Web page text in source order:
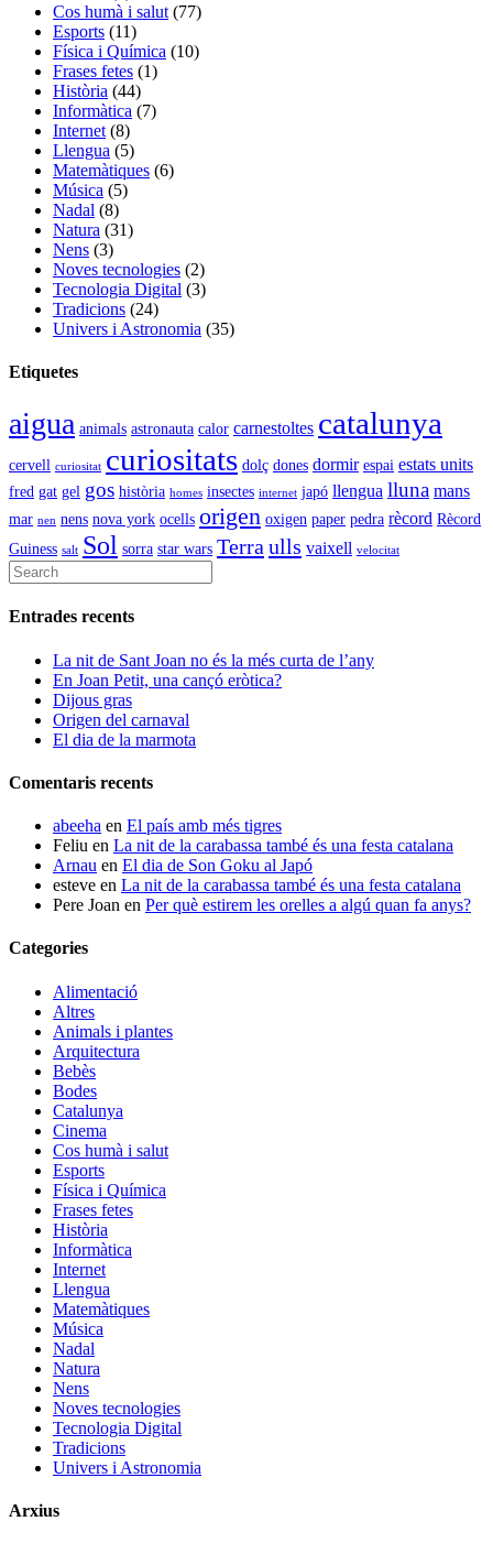
Cos humà i salut (77)
Esports (11)
Física i Química (10)
Frases fetes (1)
Història (44)
Informàtica (7)
Internet (8)
Llengua (5)
Matemàtiques (6)
Música (5)
Nadal (8)
Natura (31)
Nens (3)
Noves tecnologies (2)
Tecnologia Digital (3)
Tradicions (24)
Univers i Astronomia (35)
Etiquetes
aigua animals astronauta calor carnestoltes catalunya
cervell curiositat curiositats dolç dones dormir espai estats units
fred gat gel gos història homes insectes internet japó llengua lluna mans
mar nen nens nova york ocells origen oxigen paper pedra rècord Rècord
Guiness salt Sol sorra star wars Terra ulls vaixell velocitat
Entrades recents
La nit de Sant Joan no és la més curta de l’any
En Joan Petit, una cançó eròtica?
Dijous gras
Origen del carnaval
El dia de la marmota
Comentaris recents
abeeha en El país amb més tigres
Feliu en La nit de la carabassa també és una festa catalana
Arnau en El dia de Son Goku al Japó
esteve en La nit de la carabassa també és una festa catalana
Pere Joan en Per què estirem les orelles a algú quan fa anys?
Categories
Alimentació
Altres
Animals i plantes
Arquitectura
Bebès
Bodes
Catalunya
Cinema
Cos humà i salut
Esports
Física i Química
Frases fetes
Història
Informàtica
Internet
Llengua
Matemàtiques
Música
Nadal
Natura
Nens
Noves tecnologies
Tecnologia Digital
Tradicions
Univers i Astronomia
Arxius